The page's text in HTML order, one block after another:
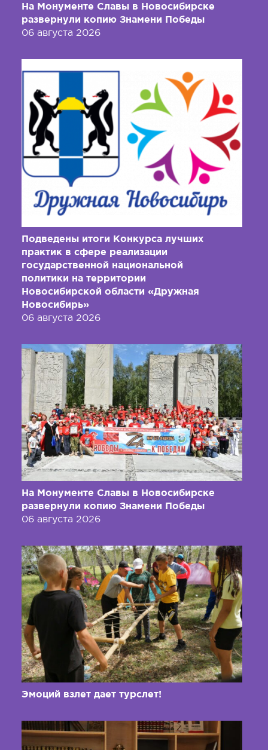
На Монументе Славы в Новосибирске
развернули копию Знамени Победы
06 августа 2026
Подведены итоги Конкурса лучших
практик в сфере реализации
государственной национальной
политики на территории
Новосибирской области «Дружная
Новосибирь»
06 августа 2026
На Монументе Славы в Новосибирске
развернули копию Знамени Победы
06 августа 2026
Эмоций взлет дает турслет!